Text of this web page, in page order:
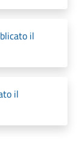
il
il